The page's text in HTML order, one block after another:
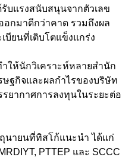
บแรงสนับสนุนจากตัวเลข
อกมาดีกว่าคาด รวมถึงผล
บียนที่เติบโตแข็งแกร่ง
ให้นักวิเคราะห์หลายสำนัก
ษฐกิจและผลกำไรของบริษัท
ยากาศการลงทุนในระยะต่อ
นายนที่ทิสโก้แนะนำ ได้แก่
PTTEP และ SCCC